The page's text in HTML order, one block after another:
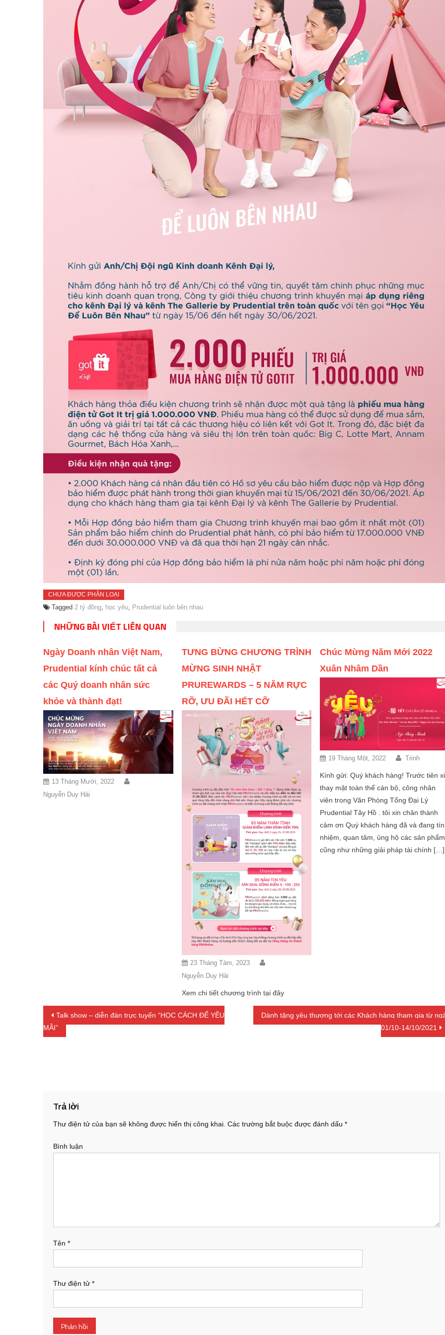
CHƯA ĐƯỢC PHÂN LOẠI
Tagged 2 tỷ đồng học yêu Prudential luôn bên nhau
NHỮNG BÀI VIẾT LIÊN QUAN
Ngày Doanh nhân Việt Nam,
Prudential kính chúc tất cả
các Quý doanh nhân sức
khỏe và thành đạt!
13 Tháng Mười, 2022
Nguyễn Duy Hải
TƯNG BỪNG CHƯƠNG TRÌNH
MỪNG SINH NHẬT
PRUREWARDS – 5 NĂM RỰC
RỠ, ƯU ĐÃI HẾT CỠ
23 Tháng Tám, 2023
Nguyễn Duy Hải
Xem chi tiết chương trình tại đây
Chúc Mừng Năm Mới 2022
Xuân Nhâm Dần
19 Tháng Một, 2022 Trinh
Kính gửi: Quý khách hàng! Trước tiên
thay mặt toàn thể cán bộ, công nhân
viên trong Văn Phòng Tổng Đại Lý
Prudential Tây Hồ . tôi xin chân thành
cảm ơn Quý khách hàng đã và đang tín
nhiệm, quan tâm, ủng hộ các sản phẩm
cũng như những giải pháp tài chính […]
Điều hướng bài viết
Talk show – diễn đàn trực tuyến “HỌC CÁCH ĐỂ YÊU
MÃI”
Dành tặng yêu thương tới các Khách hàng tham gia từ
01/10-14/10/2021
Trả lời
Thư điện tử của bạn sẽ không được hiển thị công khai. Các trường bắt buộc được đánh dấu *
Bình luận
Tên *
Thư điện tử *